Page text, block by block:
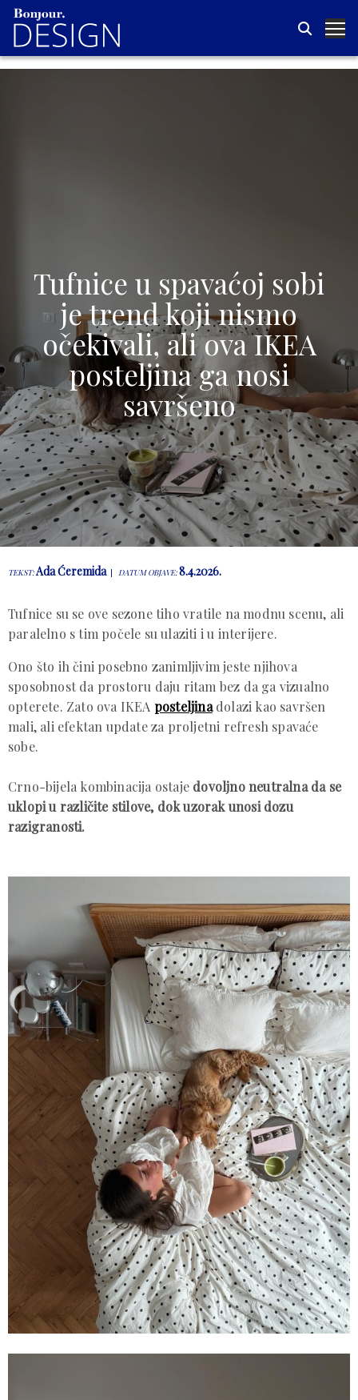
Tufnice u spavaćoj sobi
je trend koji nismo
očekivali, ali ova IKEA
posteljina ga nosi
savršeno
TEKST:Ada Ćeremida DATUM OBJAVE:8.4.2026.
Tufnice su se ove sezone tiho vratile na modnu scenu, ali
paralelno s tim počele su ulaziti i u interijere.
Ono što ih čini posebno zanimljivim jeste njihova
sposobnost da prostoru daju ritam bez da ga vizualno
opterete. Zato ova IKEA posteljina dolazi kao savršen
mali, ali efektan update za proljetni refresh spavaće
sobe.
Crno-bijela kombinacija ostaje dovoljno neutralna da se
uklopi u različite stilove, dok uzorak unosi dozu
razigranosti.